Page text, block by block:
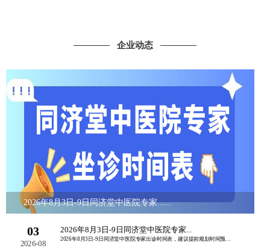
企业动态
2026年8月3日-9日同济堂中医院专家......
03
2026-08
2026年8月3日-9日同济堂中医院专家...